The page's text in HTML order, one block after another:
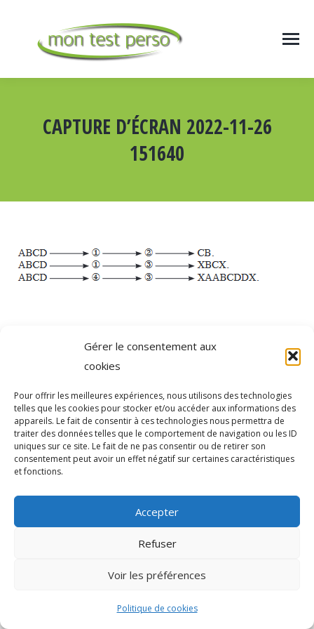
Gérer le consentement aux
cookies
Pour offrir les meilleures expériences, nous utilisons des technologies
telles que les cookies pour stocker et/ou accéder aux informations des
appareils. Le fait de consentir à ces technologies nous permettra de
traiter des données telles que le comportement de navigation ou les ID
uniques sur ce site. Le fait de ne pas consentir ou de retirer son
consentement peut avoir un effet négatif sur certaines caractéristiques
et fonctions.
Accepter
Refuser
Voir les préférences
Politique de cookies
CAPTURE D’ÉCRAN 2022-11-26
151640
Agence de communication Akinai France etAgence de